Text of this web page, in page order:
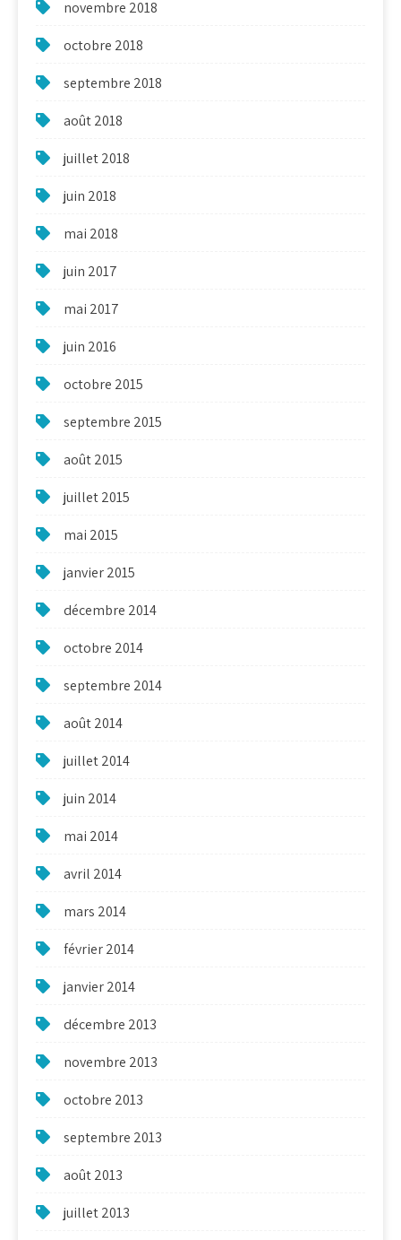
novembre 2018
octobre 2018
septembre 2018
août 2018
juillet 2018
juin 2018
mai 2018
juin 2017
mai 2017
juin 2016
octobre 2015
septembre 2015
août 2015
juillet 2015
mai 2015
janvier 2015
décembre 2014
octobre 2014
septembre 2014
août 2014
juillet 2014
juin 2014
mai 2014
avril 2014
mars 2014
février 2014
janvier 2014
décembre 2013
novembre 2013
octobre 2013
septembre 2013
août 2013
juillet 2013